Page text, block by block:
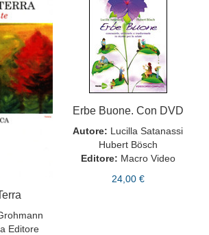
Editore
Erbe Buone. Con DVD
Autore: Lucilla Satanassi
Hubert Bösch
Editore: Macro Video
24,00 €